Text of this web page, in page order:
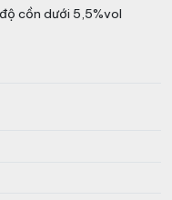
cồn dưới 5,5%vol